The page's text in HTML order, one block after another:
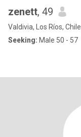
zenett, 49
Valdivia, Los Ríos, Chile
Seeking: Male 50 - 57